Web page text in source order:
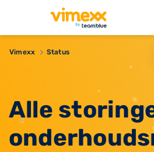
Vimexx Status
Alle